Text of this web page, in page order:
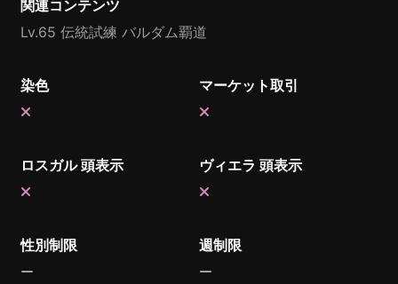
関連コンテンツ
Lv.65 伝統試練 バルダム覇道
染色 マーケット取引
ロスガル 頭表示 ヴィエラ 頭表示
性別制限 週制限